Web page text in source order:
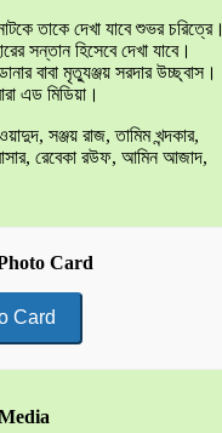
তাকে দেখা যাবে শুভর
সন্তান হিসেবে দেখা যাবে।
বাবা মৃত্যুঞ্জয় সরদার উচ্ছ্বাস।
এড মিডিয়া।
সঞ্জয় রাজ, তামিম খন্দকার,
বাসার, রেবেকা রউফ, আমিন আজাদ,
Card
Card